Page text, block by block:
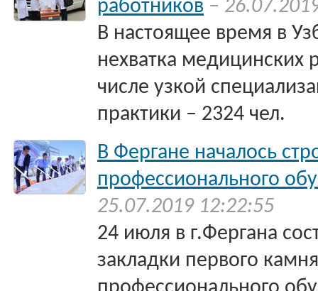
работников –
В настоящее время в
нехватка медицинских
числе узкой
практики – 2324 чел.
В Фергане началось
профессионального
25.07.2019 12:22:55
24 июля в г.Фергана
закладки первого